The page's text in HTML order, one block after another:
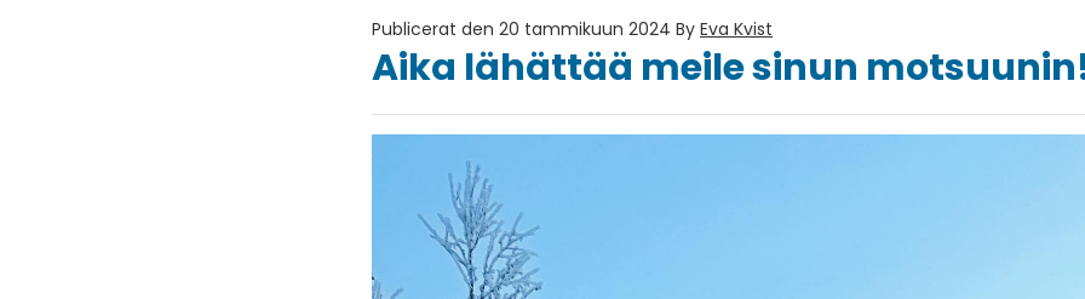
Publicerat den 20 tammikuun 2024 By Eva Kvist
Aika lähättää meile sinun